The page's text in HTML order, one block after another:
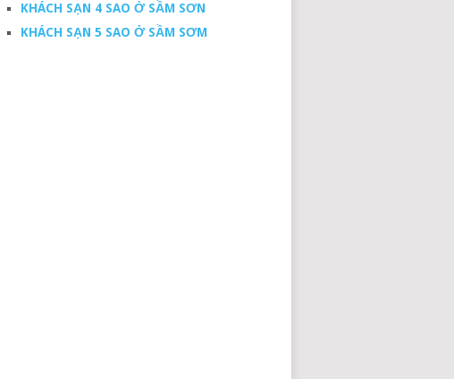
KHÁCH SẠN 4 SAO Ở SẦM SƠN
KHÁCH SẠN 5 SAO Ở SẦM SƠM